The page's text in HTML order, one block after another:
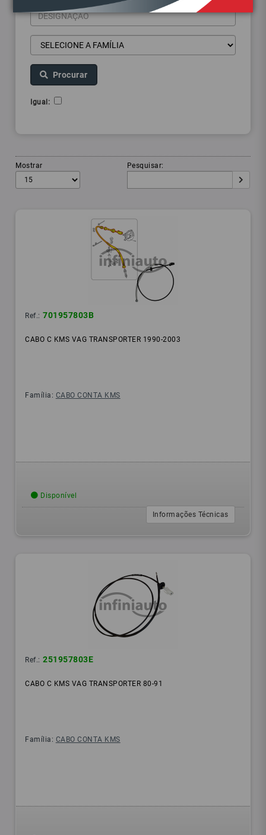
Procurar
Igual:
Mostrar Pesquisar:
Ref.: 701957803B
CABO C KMS VAG TRANSPORTER 1990-2003
Família: CABO CONTA KMS
Disponível
Informações Técnicas
Ref.: 251957803E
CABO C KMS VAG TRANSPORTER 80-91
Família: CABO CONTA KMS